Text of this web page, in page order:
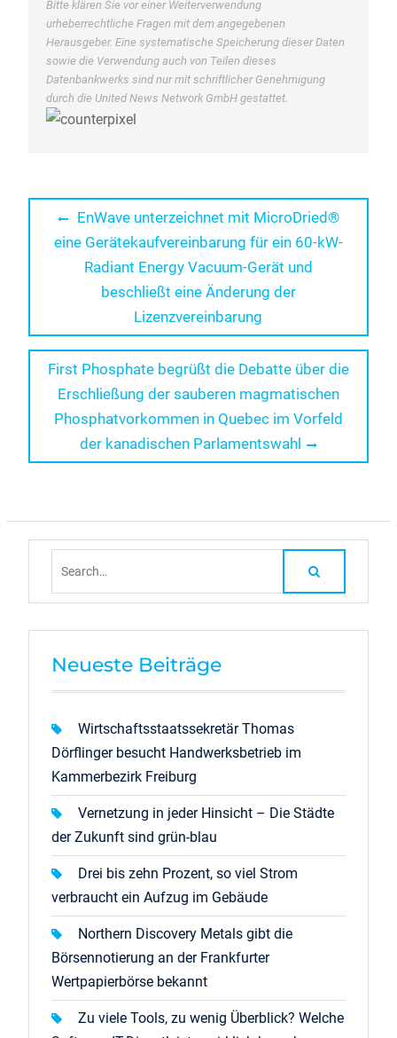
Bitte klären Sie vor einer Weiterverwendung
urheberrechtliche Fragen mit dem angegebenen
Herausgeber. Eine systematische Speicherung dieser Daten
sowie die Verwendung auch von Teilen dieses
Datenbankwerks sind nur mit schriftlicher Genehmigung
durch die United News Network GmbH gestattet.
Beitragsnavigation
Previous
post:
EnWave unterzeichnet mit MicroDried®
eine Gerätekaufvereinbarung für ein 60-kW-
Radiant Energy Vacuum-Gerät und
beschließt eine Änderung der
Lizenzvereinbarung
Next
post:
First Phosphate begrüßt die Debatte über die
Erschließung der sauberen magmatischen
Phosphatvorkommen in Quebec im Vorfeld
der kanadischen Parlamentswahl
Neueste Beiträge
Wirtschaftsstaatssekretär Thomas
Dörflinger besucht Handwerksbetrieb im
Kammerbezirk Freiburg
Vernetzung in jeder Hinsicht – Die Städte
der Zukunft sind grün-blau
Drei bis zehn Prozent, so viel Strom
verbraucht ein Aufzug im Gebäude
Northern Discovery Metals gibt die
Börsennotierung an der Frankfurter
Wertpapierbörse bekannt
Zu viele Tools, zu wenig Überblick? Welche